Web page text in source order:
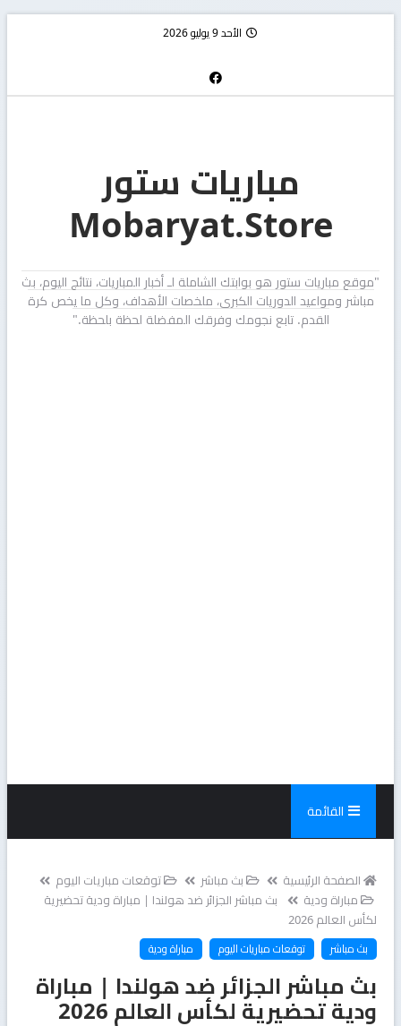
الأحد 9 يوليو 2026
مباريات ستور
Mobaryat.Store
"موقع مباريات ستور هو بوابتك الشاملة لـ أخبار المباريات، نتائج اليوم، بث
مباشر ومواعيد الدوريات الكبرى، ملخصات الأهداف، وكل ما يخص كرة
القدم. تابع نجومك وفرقك المفضلة لحظة بلحظة."
القائمة
الصفحة الرئيسية بث مباشر
توقعات مباريات اليوم
مباراة ودية
بث مباشر الجزائر ضد هولندا | مباراة ودية تحضيرية
لكأس العالم 2026
بث مباشر توقعات مباريات اليوم مباراة ودية
بث مباشر الجزائر ضد هولندا | مباراة
ودية تحضيرية لكأس العالم 2026